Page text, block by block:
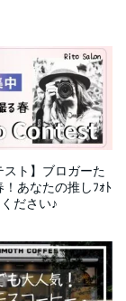
スト】ブロガーた
あなたの推しﾌｫﾄ
ださい♪